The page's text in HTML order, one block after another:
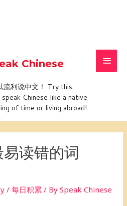
Chinese
流利说中文！ Try this
Chinese like a native
of time or living abroad!
读错的词
/ 每日积累 / BySpeak Chinese